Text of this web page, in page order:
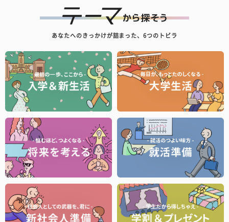
あなたへのきっかけが詰まった、6つのトビラ